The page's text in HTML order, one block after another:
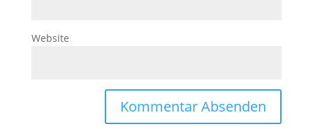
Website